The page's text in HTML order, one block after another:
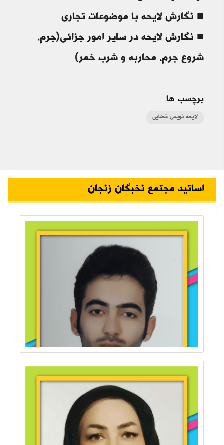
■ نگارش لایحه با موضوعات تجاری
■ نگارش لایحه در سایر امور جزائی(جرم،
شروع جرم، محاربه و شرب خمر)
برچسب ها
لایحه نویس قضایی
اساتید مجتمع نخبگان زنجان